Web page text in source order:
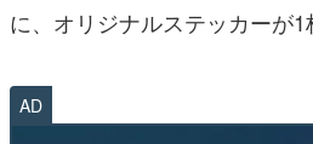
に、オリジナルステッカーが1
AD